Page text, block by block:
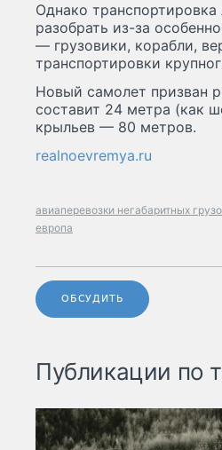
Однако транспортировка
разобрать из-за
— грузовики, корабли,
транспортировки
Новый самолет призван
составит 24 метра (как
крыльев — 80 метров.
realnoevremya.ru
авиаперевозки негабаритных
европа
ОБСУДИТЬ
Публикации по